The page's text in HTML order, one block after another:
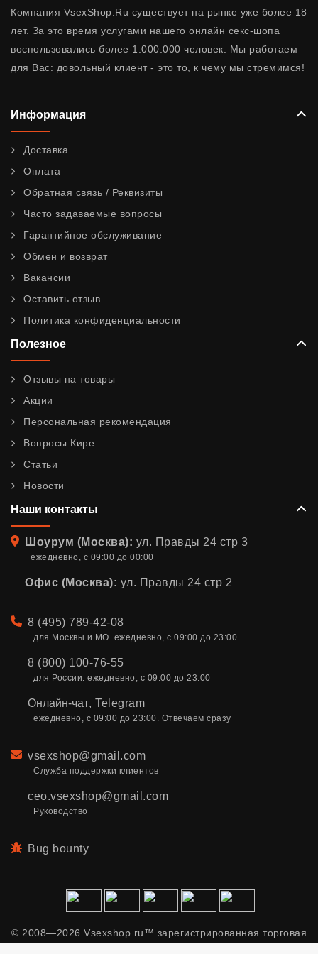
Компания VsexShop.Ru существует на рынке уже более 18
лет. За это время услугами нашего онлайн секс-шопа
воспользовались более 1.000.000 человек. Мы работаем
для Вас: довольный клиент - это то, к чему мы стремимся!
Информация
Доставка
Оплата
Обратная связь / Реквизиты
Часто задаваемые вопросы
Гарантийное обслуживание
Обмен и возврат
Вакансии
Оставить отзыв
Политика конфиденциальности
Полезное
Отзывы на товары
Акции
Персональная рекомендация
Вопросы Кире
Статьи
Новости
Наши контакты
Адрес
Шоурум (Москва): ул. Правды 24 стр 3
ежедневно, с 09:00 до 00:00
Офис (Москва): ул. Правды 24 стр 2
Телефон
8 (495) 789-42-08
для Москвы и МО. ежедневно, с 09:00 до 23:00
8 (800) 100-76-55
для России. ежедневно, с 09:00 до 23:00
Онлайн-чат, Telegram
ежедневно, с 09:00 до 23:00. Отвечаем сразу
Email
vsexshop@gmail.com
Служба поддержки клиентов
ceo.vsexshop@gmail.com
Руководство
Bug bounty
© 2008—2026 Vsexshop.ru™ зарегистрированная торговая